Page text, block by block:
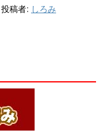
投稿者: しろみ